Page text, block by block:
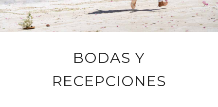
BODAS Y
RECEPCIONES